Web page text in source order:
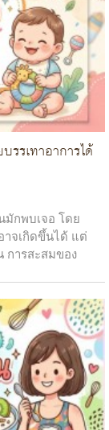
รเทาอาการได้
กพบเจอ โดย
าจเกิดขึ้นได้ แต่
การสะสมของ